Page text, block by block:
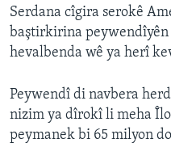
Serdana cîgira serokê
baştirkirina peywendîyên
hevalbenda wê ya herî
Peywendî di navbera
nizim ya dîrokî li meha
peymanek bi 65 milyon